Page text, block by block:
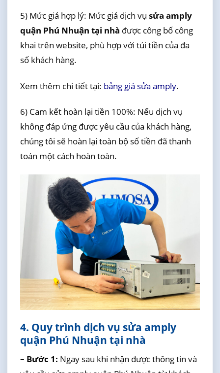
5) Mức giá hợp lý: Mức giá dịch vụ sửa amply
quận Phú Nhuận tại nhà được công bố công
khai trên website, phù hợp với túi tiền của đa
số khách hàng.
Xem thêm chi tiết tại: bảng giá sửa amply.
6) Cam kết hoàn lại tiền 100%: Nếu dịch vụ
không đáp ứng được yêu cầu của khách hàng,
chúng tôi sẽ hoàn lại toàn bộ số tiền đã thanh
toán một cách hoàn toàn.
4. Quy trình dịch vụ sửa amply
quận Phú Nhuận tại nhà
– Bước 1: Ngay sau khi nhận được thông tin và